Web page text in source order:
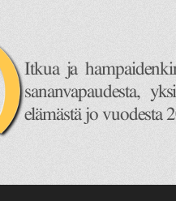
2008.